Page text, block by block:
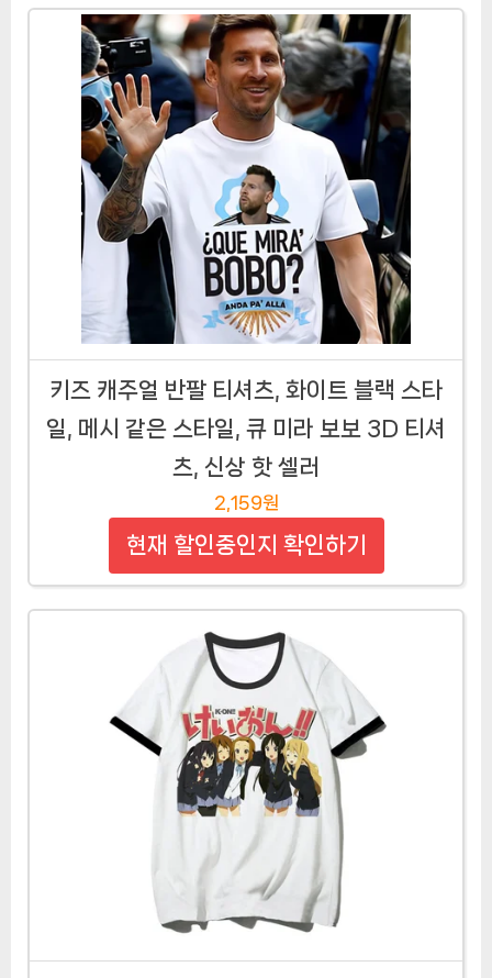
키즈 캐주얼 반팔 티셔츠, 화이트 블랙 스타
일, 메시 같은 스타일, 큐 미라 보보 3D 티셔
츠, 신상 핫 셀러
2,159원
현재 할인중인지 확인하기